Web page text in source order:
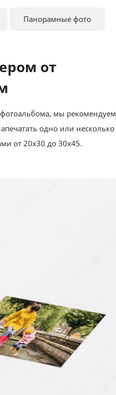
Панорамные фото
от
мы рекомендуем
одно или несколько
от 20х30 до 30х45.